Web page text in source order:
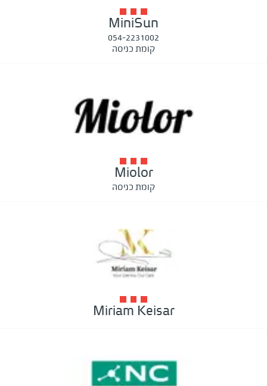
MiniSun
054-2231002
קומת כניסה
Miolor
קומת כניסה
Miriam Keisar